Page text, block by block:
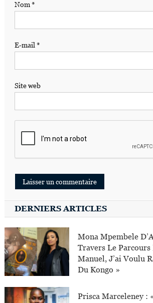
Nom*
E-mail*
Site web
DERNIERS ARTICLES
Mona Mpembele
Travers Le Parcours
Manuel, J’ai Voulu
Du Kongo »
Prisca Marceleney :